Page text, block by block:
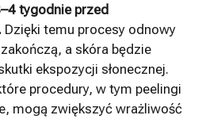
tygodnie przed
Dzięki temu procesy odnowy
a skóra będzie
ekspozycji słonecznej.
procedury, w tym peelingi
mogą zwiększyć wrażliwość